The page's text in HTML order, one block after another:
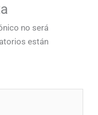
no será
están